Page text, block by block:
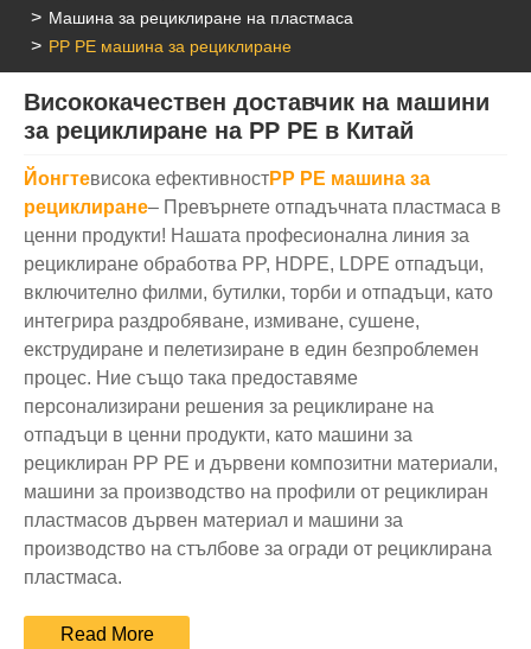
Машина за рециклиране на пластмаса
PP PE машина за рециклиране
Висококачествен доставчик на машини
за рециклиране на PP PE в Китай
Йонгтевисока ефективностPP PE машина за
рециклиране– Превърнете отпадъчната пластмаса в
ценни продукти! Нашата професионална линия за
рециклиране обработва PP, HDPE, LDPE отпадъци,
включително филми, бутилки, торби и отпадъци, като
интегрира раздробяване, измиване, сушене,
екструдиране и пелетизиране в един безпроблемен
процес. Ние също така предоставяме
персонализирани решения за рециклиране на
отпадъци в ценни продукти, като машини за
рециклиран PP PE и дървени композитни материали,
машини за производство на профили от рециклиран
пластмасов дървен материал и машини за
производство на стълбове за огради от рециклирана
пластмаса.